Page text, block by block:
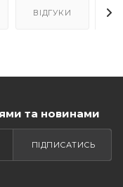
ВІДГУКИ
та новинами
ПІДПИСАТИСЬ